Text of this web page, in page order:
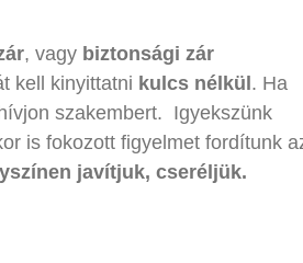
, vagy biztonsági zár
kell kinyittatni kulcs nélkül . Ha
szakembert. Igyekszünk
is fokozott figyelmet fordítunk
javítjuk, cseréljük.